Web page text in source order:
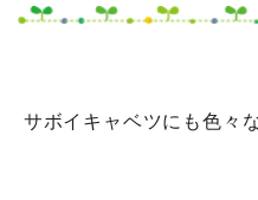
サボイキャベツにも色々